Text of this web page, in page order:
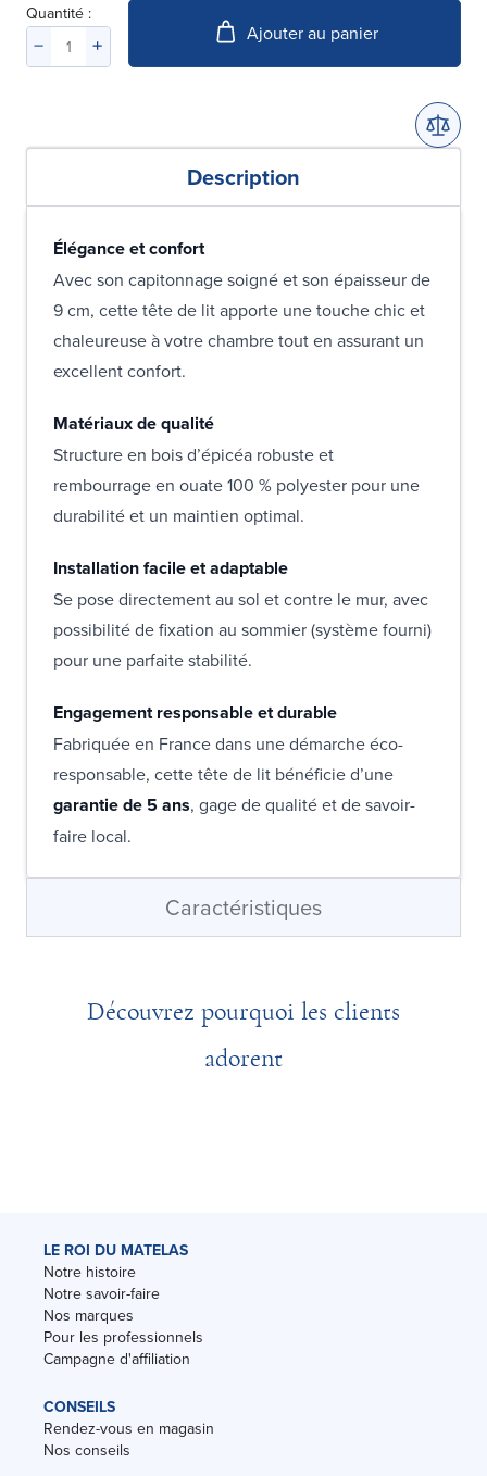
Quantité :
Ajouter au panier
Description
Élégance et confort
Avec son capitonnage soigné et son épaisseur de
9 cm, cette tête de lit apporte une touche chic et
chaleureuse à votre chambre tout en assurant un
excellent confort.
Matériaux de qualité
Structure en bois d’épicéa robuste et
rembourrage en ouate 100 % polyester pour une
durabilité et un maintien optimal.
Installation facile et adaptable
Se pose directement au sol et contre le mur, avec
possibilité de fixation au sommier (système fourni)
pour une parfaite stabilité.
Engagement responsable et durable
Fabriquée en France dans une démarche éco-
responsable, cette tête de lit bénéficie d’une
garantie de 5 ans, gage de qualité et de savoir-
faire local.
Caractéristiques
Découvrez pourquoi les clients
adorent
LE ROI DU MATELAS
Notre histoire
Notre savoir-faire
Nos marques
Pour les professionnels
Campagne d'affiliation
CONSEILS
Rendez-vous en magasin
Nos conseils